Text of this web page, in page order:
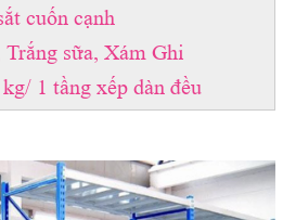
cuốn cạnh
sữa, Xám Ghi
1 tầng xếp dàn đều